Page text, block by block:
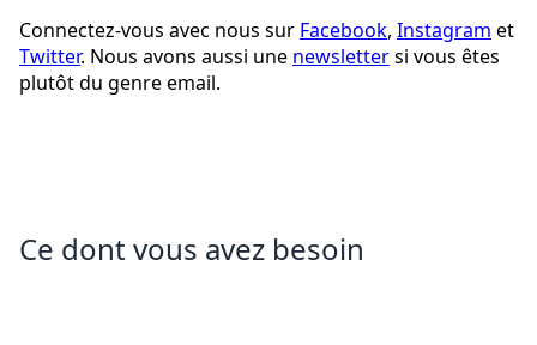
Connectez-vous avec nous sur Facebook, Instagram et
Twitter. Nous avons aussi une newslettersi vous êtes
plutôt du genre email.
Ce dont vous avez besoin